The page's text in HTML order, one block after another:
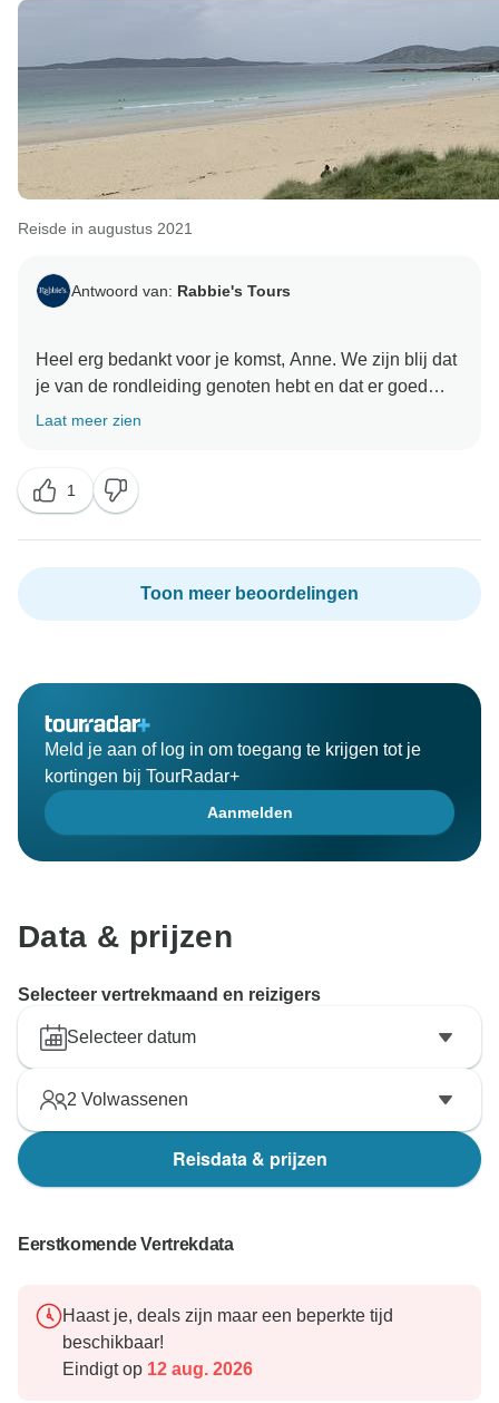
Reisde in augustus 2021
Antwoord van: Rabbie's Tours
Heel erg bedankt voor je komst, Anne. We zijn blij dat
je van de rondleiding genoten hebt en dat er goed
Laat meer zien
1
Toon meer beoordelingen
Meld je aan of log in om toegang te krijgen tot je
kortingen bij TourRadar+
Aanmelden
Data & prijzen
Selecteer vertrekmaand en reizigers
Selecteer datum
2 Volwassenen
Reisdata & prijzen
Eerstkomende Vertrekdata
Haast je, deals zijn maar een beperkte tijd
beschikbaar!
Eindigt op 12 aug. 2026